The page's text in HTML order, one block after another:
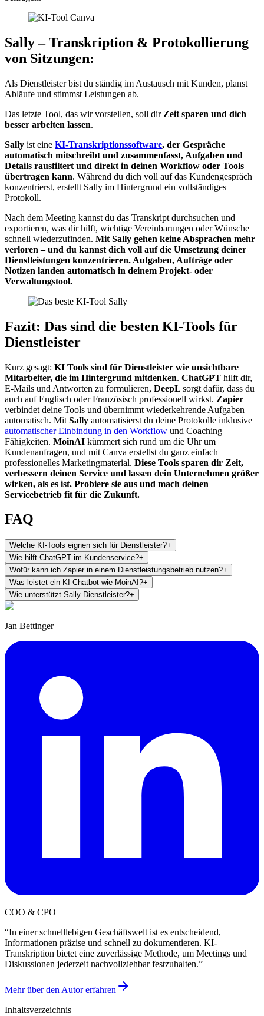
Sally – Transkription & Protokollierung
von Sitzungen:
Als Dienstleister bist du ständig im Austausch mit Kunden, planst
Abläufe und stimmst Leistungen ab.
Das letzte Tool, das wir vorstellen, soll dir Zeit sparen und dich
besser arbeiten lassen.
Sally ist eine KI-Transkriptionssoftware, der Gespräche
automatisch mitschreibt und zusammenfasst, Aufgaben und
Details rausfiltert und direkt in deinen Workflow oder Tools
übertragen kann. Während du dich voll auf das Kundengespräch
konzentrierst, erstellt Sally im Hintergrund ein vollständiges
Protokoll.
Nach dem Meeting kannst du das Transkript durchsuchen und
exportieren, was dir hilft, wichtige Vereinbarungen oder Wünsche
schnell wiederzufinden. Mit Sally gehen keine Absprachen mehr
verloren – und du kannst dich voll auf die Umsetzung deiner
Dienstleistungen konzentrieren. Aufgaben, Aufträge oder
Notizen landen automatisch in deinem Projekt- oder
Verwaltungstool.
Fazit: Das sind die besten KI-Tools für
Dienstleister
Kurz gesagt: KI Tools sind für Dienstleister wie unsichtbare
Mitarbeiter, die im Hintergrund mitdenken. ChatGPT hilft dir,
E-Mails und Antworten zu formulieren, DeepL sorgt dafür, dass du
auch auf Englisch oder Französisch professionell wirkst. Zapier
verbindet deine Tools und übernimmt wiederkehrende Aufgaben
automatisch. Mit Sally automatisierst du deine Protokolle inklusive
automatischer Einbindung in den Workflow und Coaching
Fähigkeiten. MoinAI kümmert sich rund um die Uhr um
Kundenanfragen, und mit Canva erstellst du ganz einfach
professionelles Marketingmaterial. Diese Tools sparen dir Zeit,
verbessern deinen Service und lassen dein Unternehmen größer
wirken, als es ist. Probiere sie aus und mach deinen
Servicebetrieb fit für die Zukunft.
FAQ
Welche KI-Tools eignen sich für Dienstleister?+
Wie hilft ChatGPT im Kundenservice?+
Wofür kann ich Zapier in einem Dienstleistungsbetrieb nutzen?+
Was leistet ein KI-Chatbot wie MoinAI?+
Wie unterstützt Sally Dienstleister?+
Jan Bettinger
COO & CPO
“In einer schnelllebigen Geschäftswelt ist es entscheidend,
Informationen präzise und schnell zu dokumentieren. KI-
Transkription bietet eine zuverlässige Methode, um Meetings und
Diskussionen jederzeit nachvollziehbar festzuhalten.”
Mehr über den Autor erfahren
Inhaltsverzeichnis